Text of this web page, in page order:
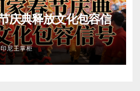
庆典释放文化包容信
印尼王掌柜